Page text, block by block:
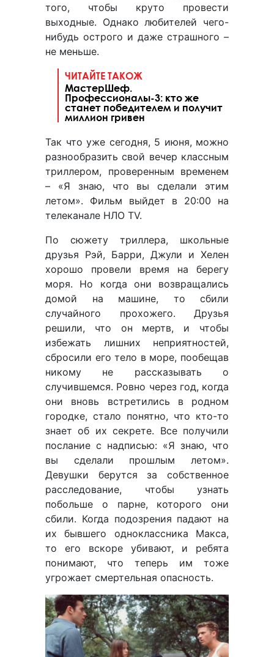
того, чтобы круто провести
выходные. Однако любителей чего-
нибудь острого и даже страшного –
не меньше.
ЧИТАЙТЕ ТАКОЖ
МастерШеф.
Профессионалы-3: кто же
станет победителем и получит
миллион гривен
Так что уже сегодня, 5 июня, можно
разнообразить свой вечер классным
триллером, проверенным временем
– «Я знаю, что вы сделали этим
летом». Фильм выйдет в 20:00 на
телеканале НЛО TV.
По сюжету триллера, школьные
друзья Рэй, Барри, Джули и Хелен
хорошо провели время на берегу
моря. Но когда они возвращались
домой на машине, то сбили
случайного прохожего. Друзья
решили, что он мертв, и чтобы
избежать лишних неприятностей,
сбросили его тело в море, пообещав
никому не рассказывать о
случившемся. Ровно через год, когда
они вновь встретились в родном
городке, стало понятно, что кто-то
знает об их секрете. Все получили
послание с надписью: «Я знаю, что
вы сделали прошлым летом».
Девушки берутся за собственное
расследование, чтобы узнать
побольше о парне, которого они
сбили. Когда подозрения падают на
их бывшего одноклассника Макса,
то его вскоре убивают, и ребята
понимают, что теперь им тоже
угрожает смертельная опасность.